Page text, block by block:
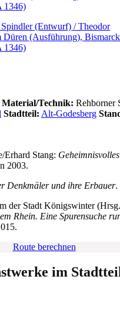
Material/Technik: Rehborner
Stadtteil: Alt-Godesberg
Erhard Stang:
2003.
Denkmäler und ihre Erbauer.
der Stadt Königswinter
Rhein. Eine Spurensuche
Route berechnen
im